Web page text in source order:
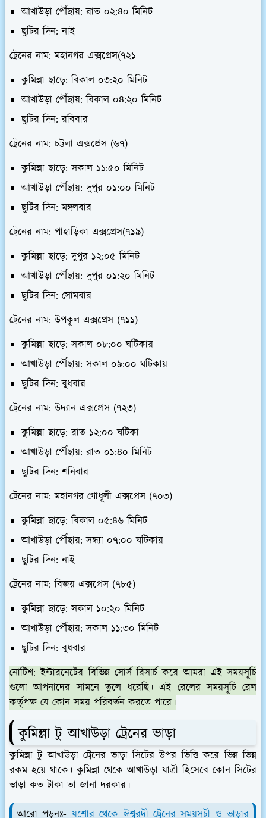
আখাউড়া পৌঁছায়: রাত ০২:৪০ মিনিট
ছুটির দিন: নাই
ট্রেনের নাম: মহানগর এক্সপ্রেস(৭২১
কুমিল্লা ছাড়ে: বিকাল ০৩:২০ মিনিট
আখাউড়া পৌঁছায়: বিকাল ০৪:২০ মিনিট
ছুটির দিন: রবিবার
ট্রেনের নাম: চট্টলা এক্সপ্রেস (৬৭)
কুমিল্লা ছাড়ে: সকাল ১১:৫০ মিনিট
আখাউড়া পৌঁছায়: দুপুর ০১:০০ মিনিট
ছুটির দিন: মঙ্গলবার
ট্রেনের নাম: পাহাড়িকা এক্সপ্রেস(৭১৯)
কুমিল্লা ছাড়ে: দুপুর ১২:০৫ মিনিট
আখাউড়া পৌঁছায়: দুপুর ০১:২০ মিনিট
ছুটির দিন: সোমবার
ট্রেনের নাম: উপকূল এক্সপ্রেস (৭১১)
কুমিল্লা ছাড়ে: সকাল ০৮:০০ ঘটিকায়
আখাউড়া পৌঁছায়: সকাল ০৯:০০ ঘটিকায়
ছুটির দিন: বুধবার
ট্রেনের নাম: উদ্যান এক্সপ্রেস (৭২৩)
কুমিল্লা ছাড়ে: রাত ১২:০০ ঘটিকা
আখাউড়া পৌঁছায়: রাত ০১:৪০ মিনিট
ছুটির দিন: শনিবার
ট্রেনের নাম: মহানগর গোধূলী এক্সপ্রেস (৭০৩)
কুমিল্লা ছাড়ে: বিকাল ০৫:৪৬ মিনিট
আখাউড়া পৌঁছায়: সন্ধ্যা ০৭:০০ ঘটিকায়
ছুটির দিন: নাই
ট্রেনের নাম: বিজয় এক্সপ্রেস (৭৮৫)
কুমিল্লা ছাড়ে: সকাল ১০:২০ মিনিট
আখাউড়া পৌঁছায়: সকাল ১১:৩০ মিনিট
ছুটির দিন: বুধবার
নোটিশ: ইন্টারনেটের বিভিন্ন সোর্স রিসার্চ করে আমরা এই সময়সূচি
গুলো আপনাদের সামনে তুলে ধরেছি। এই রেলের সময়সূচি রেল
কর্তৃপক্ষ যে কোন সময় পরিবর্তন করতে পারে।
কুমিল্লা টু আখাউড়া ট্রেনের ভাড়া
কুমিল্লা টু আখাউড়া ট্রেনের ভাড়া সিটের উপর ভিত্তি করে ভিন্ন ভিন্ন
রকম হয়ে থাকে। কুমিল্লা থেকে আখাউড়া যাত্রী হিসেবে কোন সিটের
ভাড়া কত টাকা তা জানা দরকার।
আরো পড়ুনঃ-যশোর থেকে ঈশ্বরদী ট্রেনের সময়সূচী ও ভাড়ার